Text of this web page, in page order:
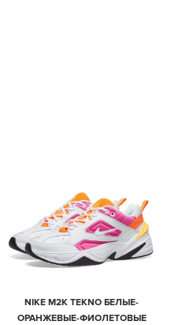
NIKE M2K TEKNO БЕЛЫЕ-
ОРАНЖЕВЫЕ-ФИОЛЕТОВЫЕ